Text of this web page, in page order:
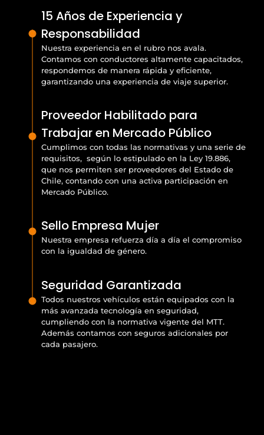
15 Años de Experiencia y
Responsabilidad
Nuestra experiencia en el rubro nos avala.
Contamos con conductores altamente capacitados,
respondemos de manera rápida y eficiente,
garantizando una experiencia de viaje superior.
Proveedor Habilitado para
Trabajar en Mercado Público
Cumplimos con todas las normativas y una serie de
requisitos, según lo estipulado en la Ley 19.886,
que nos permiten ser proveedores del Estado de
Chile, contando con una activa participación en
Mercado Público.
Sello Empresa Mujer
Nuestra empresa refuerza día a día el compromiso
con la igualdad de género.
Seguridad Garantizada
Todos nuestros vehículos están equipados con la
más avanzada tecnología en seguridad,
cumpliendo con la normativa vigente del MTT.
Además contamos con seguros adicionales por
cada pasajero.